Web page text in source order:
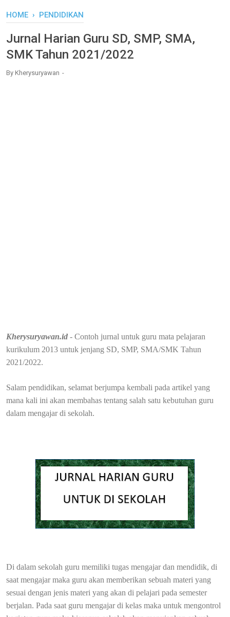
HOME › PENDIDIKAN
Jurnal Harian Guru SD, SMP, SMA,
SMK Tahun 2021/2022
By Kherysuryawan
Kherysuryawan.id - Contoh jurnal untuk guru mata pelajaran
kurikulum 2013 untuk jenjang SD, SMP, SMA/SMK Tahun
2021/2022.
Salam pendidikan, selamat berjumpa kembali pada artikel yang
mana kali ini akan membahas tentang salah satu kebutuhan guru
dalam mengajar di sekolah.
Di dalam sekolah guru memiliki tugas mengajar dan mendidik, di
saat mengajar maka guru akan memberikan sebuah materi yang
sesuai dengan jenis materi yang akan di pelajari pada semester
berjalan. Pada saat guru mengajar di kelas maka untuk mengontrol